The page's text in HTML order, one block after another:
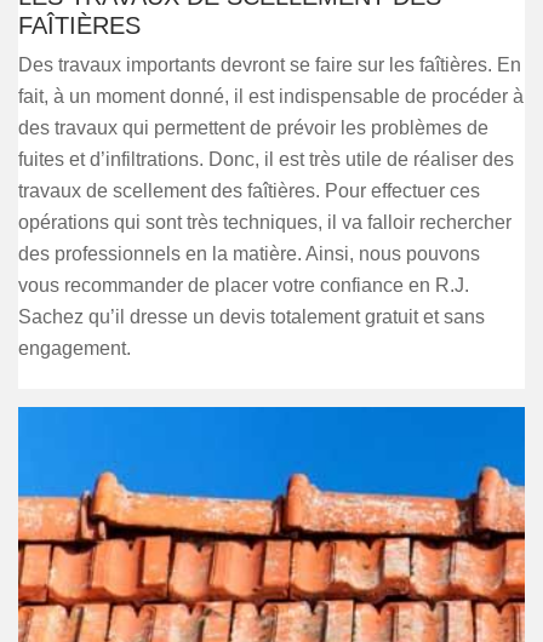
FAÎTIÈRES
Des travaux importants devront se faire sur les faîtières. En
fait, à un moment donné, il est indispensable de procéder à
des travaux qui permettent de prévoir les problèmes de
fuites et d’infiltrations. Donc, il est très utile de réaliser des
travaux de scellement des faîtières. Pour effectuer ces
opérations qui sont très techniques, il va falloir rechercher
des professionnels en la matière. Ainsi, nous pouvons
vous recommander de placer votre confiance en R.J.
Sachez qu’il dresse un devis totalement gratuit et sans
engagement.